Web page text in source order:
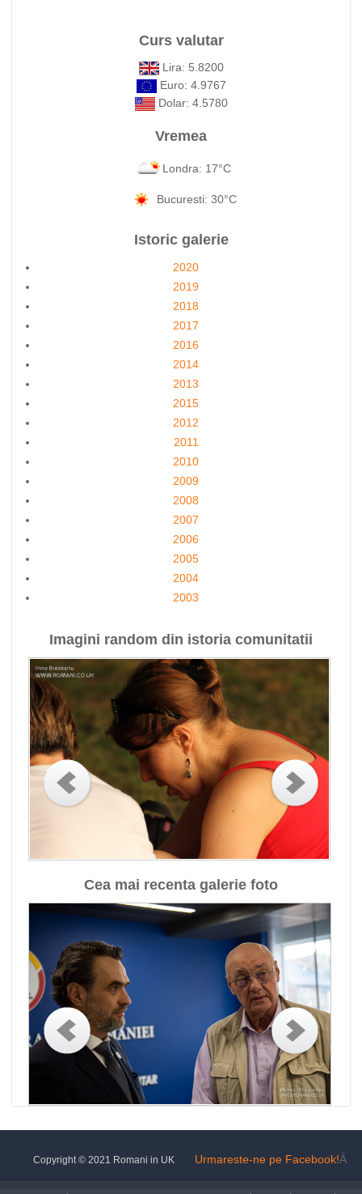
Curs valutar
Lira: 5.8200
Euro: 4.9767
Dolar: 4.5780
Vremea
Londra: 17°C
Bucuresti: 30°C
Istoric galerie
2020
2019
2018
2017
2016
2014
2013
2015
2012
2011
2010
2009
2008
2007
2006
2005
2004
2003
Imagini random din istoria comunitatii
Cea mai recenta galerie foto
Urmareste-ne pe Facebook!Â
Copyright © 2021 Romani in UK